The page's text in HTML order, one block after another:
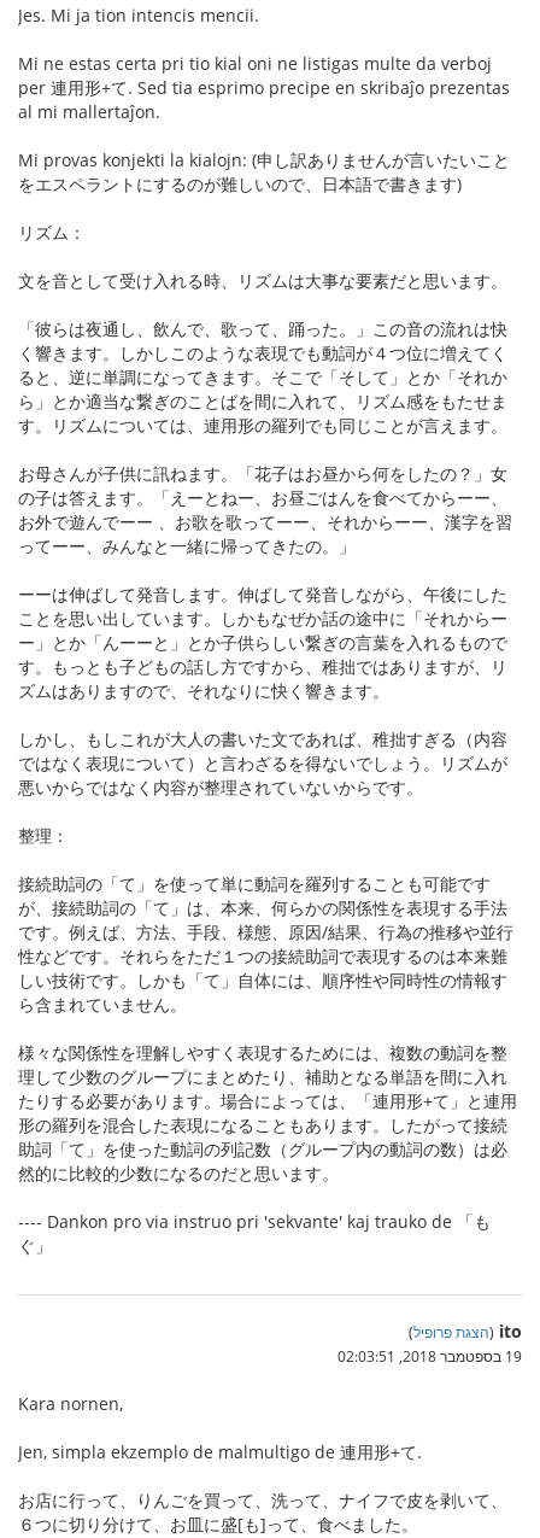
Jes. Mi ja tion intencis mencii.
Mi ne estas certa pri tio kial oni ne listigas multe da verboj
per 連用形+て. Sed tia esprimo precipe en skribaĵo prezentas
al mi mallertaĵon.
Mi provas konjekti la kialojn: (申し訳ありませんが言いたいこと
をエスペラントにするのが難しいので、日本語で書きます)
リズム：
文を音として受け入れる時、リズムは大事な要素だと思います。
「彼らは夜通し、飲んで、歌って、踊った。」この音の流れは快
く響きます。しかしこのような表現でも動詞が４つ位に増えてく
ると、逆に単調になってきます。そこで「そして」とか「それか
ら」とか適当な繋ぎのことばを間に入れて、リズム感をもたせま
す。リズムについては、連用形の羅列でも同じことが言えます。
お母さんが子供に訊ねます。「花子はお昼から何をしたの？」女
の子は答えます。「えーとねー、お昼ごはんを食べてからーー、
お外で遊んでーー 、お歌を歌ってーー、それからーー、漢字を習
ってーー、みんなと一緒に帰ってきたの。」
ーーは伸ばして発音します。伸ばして発音しながら、午後にした
ことを思い出しています。しかもなぜか話の途中に「それからー
ー」とか「んーーと」とか子供らしい繋ぎの言葉を入れるもので
す。もっとも子どもの話し方ですから、稚拙ではありますが、リ
ズムはありますので、それなりに快く響きます。
しかし、もしこれが大人の書いた文であれば、稚拙すぎる（内容
ではなく表現について）と言わざるを得ないでしょう。リズムが
悪いからではなく内容が整理されていないからです。
整理：
接続助詞の「て」を使って単に動詞を羅列することも可能です
が、接続助詞の「て」は、本来、何らかの関係性を表現する手法
です。例えば、方法、手段、様態、原因/結果、行為の推移や並行
性などです。それらをただ１つの接続助詞で表現するのは本来難
しい技術です。しかも「て」自体には、順序性や同時性の情報す
ら含まれていません。
様々な関係性を理解しやすく表現するためには、複数の動詞を整
理して少数のグループにまとめたり、補助となる単語を間に入れ
たりする必要があります。場合によっては、「連用形+て」と連用
形の羅列を混合した表現になることもあります。したがって接続
助詞「て」を使った動詞の列記数（グループ内の動詞の数）は必
然的に比較的少数になるのだと思います。
---- Dankon pro via instruo pri 'sekvante' kaj trauko de 「も
ぐ」
ito
(הצגת פרופיל)
19 בספטמבר 2018, 02:03:51
Kara nornen,
Jen, simpla ekzemplo de malmultigo de 連用形+て.
お店に行って、りんごを買って、洗って、ナイフで皮を剥いて、
６つに切り分けて、お皿に盛[も]って、食べました。